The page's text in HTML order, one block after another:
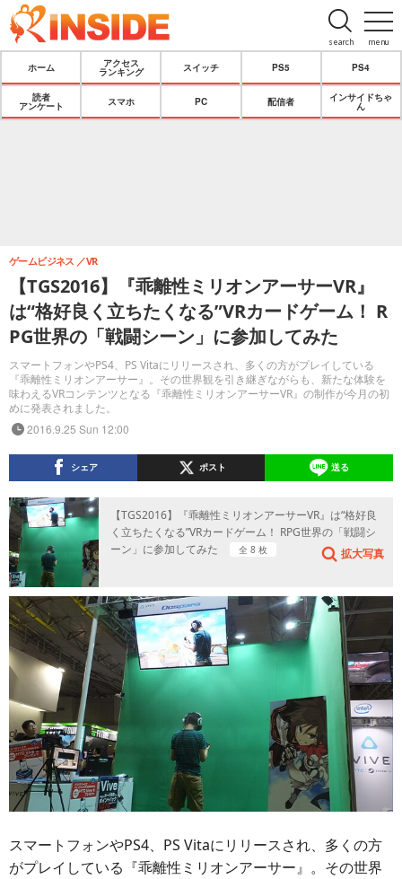
menu
search
ホーム
アクセス
ランキング
スイッチ PS5 PS4
読者
アンケート
スマホ PC 配信者
インサイドちゃ
ん
【TGS2016】『乖離性ミリオンアーサーVR』
は“格好良く立ちたくなる”VRカードゲーム！ R
PG世界の「戦闘シーン」に参加してみた
スマートフォンやPS4、PS Vitaにリリースされ、多くの方がプレイしている
『乖離性ミリオンアーサー』。その世界観を引き継ぎながらも、新たな体験を
味わえるVRコンテンツとなる『乖離性ミリオンアーサーVR』の制作が今月の初
めに発表されました。
ゲームビジネス VR
2016.9.25 Sun 12:00
シェア ポスト 送る
【TGS2016】『乖離性ミリオンアーサーVR』は“格好良
く立ちたくなる”VRカードゲーム！ RPG世界の「戦闘シ
ーン」に参加してみた
全 8 枚 拡大写真
スマートフォンやPS4、PS Vitaにリリースされ、多くの方
がプレイしている『乖離性ミリオンアーサー』。その世界